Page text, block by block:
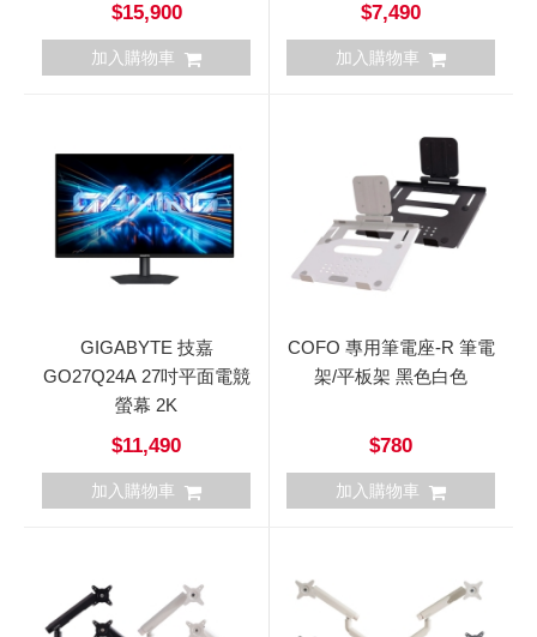
$15,900
加入購物車
$7,490
加入購物車
GIGABYTE 技嘉
GO27Q24A 27吋平面電競
螢幕 2K
$11,490
加入購物車
COFO 專用筆電座-R 筆電
架/平板架 黑色白色
$780
加入購物車